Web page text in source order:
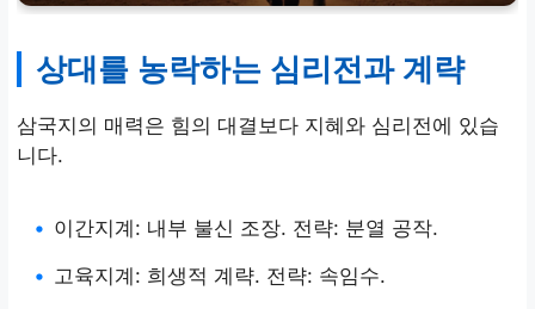
상대를 농락하는 심리전과 계략
삼국지의 매력은 힘의 대결보다 지혜와 심리전에 있습
니다.
• 이간지계: 내부 불신 조장. 전략: 분열 공작.
• 고육지계: 희생적 계략. 전략: 속임수.